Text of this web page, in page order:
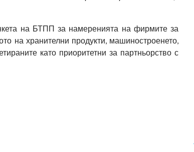
на БТПП за намеренията на фирмите за
на хранителни продукти, машиностроенето,
като приоритетни за партньорство с